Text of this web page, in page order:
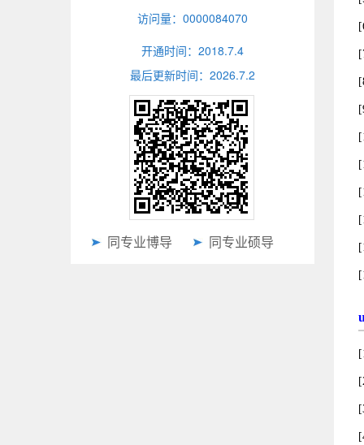
访问量： 0000084070
开通时间： 2018.7.4
最后更新时间： 2026.7.2
同专业博导 同专业硕导